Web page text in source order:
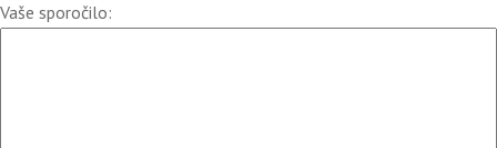
Vaše sporočilo: